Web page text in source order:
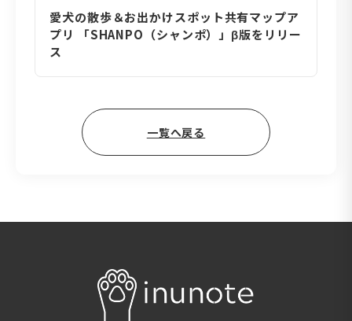
愛犬の散歩＆お出かけスポット共有マップア
プリ 「SHANPO（シャンポ）」β版をリリー
ス
一覧へ戻る